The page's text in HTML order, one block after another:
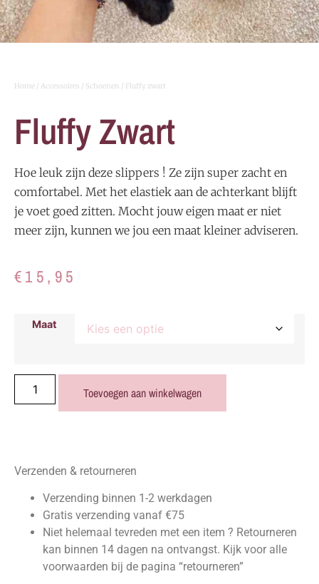
Home / Accessoires / Schoenen / Fluffy zwart
Fluffy Zwart
Hoe leuk zijn deze slippers ! Ze zijn super zacht en
comfortabel. Met het elastiek aan de achterkant blijft
je voet goed zitten. Mocht jouw eigen maat er niet
meer zijn, kunnen we jou een maat kleiner adviseren.
€15,95
Maat
Toevoegen aan winkelwagen
Verzenden & retourneren
Verzending binnen 1-2 werkdagen
Gratis verzending vanaf €75
Niet helemaal tevreden met een item ? Retourneren
kan binnen 14 dagen na ontvangst. Kijk voor alle
voorwaarden bij de pagina “retourneren”